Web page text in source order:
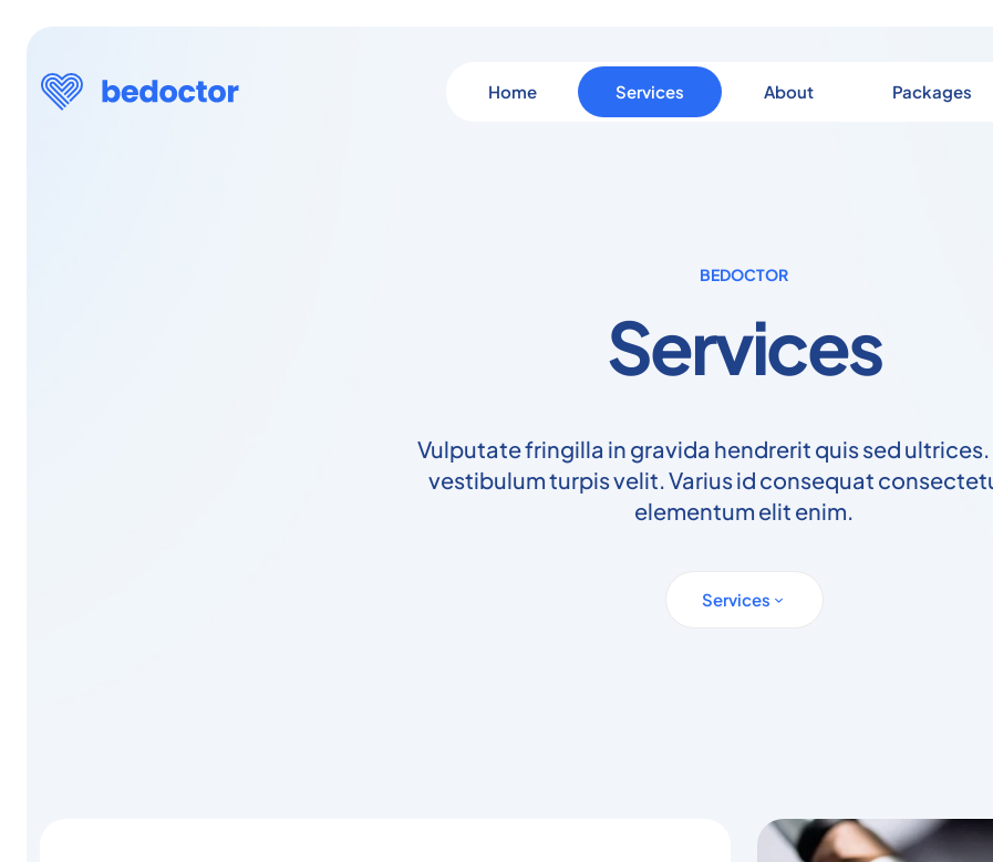
Home Services About Packages
BEDOCTOR
Services
Vulputate fringilla in gravida hendrerit quis sed ultrices.
vestibulum turpis velit. Varius id consequat
elementum elit enim.
Services